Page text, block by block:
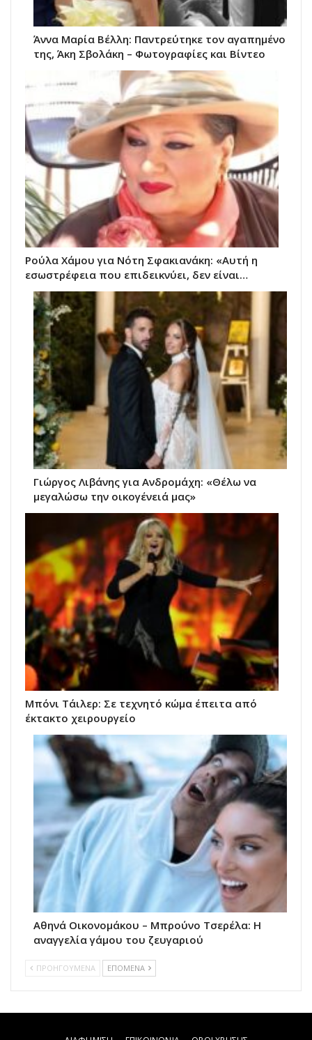
Άννα Μαρία Βέλλη: Παντρεύτηκε τον αγαπημένο
της, Άκη Σβολάκη – Φωτογραφίες και Βίντεο
Ρούλα Χάμου για Νότη Σφακιανάκη: «Αυτή η
εσωστρέφεια που επιδεικνύει, δεν είναι…
Γιώργος Λιβάνης για Ανδρομάχη: «Θέλω να
μεγαλώσω την οικογένειά μας»
Μπόνι Τάιλερ: Σε τεχνητό κώμα έπειτα από
έκτακτο χειρουργείο
Αθηνά Οικονομάκου – Μπρούνο Τσερέλα: Η
αναγγελία γάμου του ζευγαριού
ΠΡΟΗΓΟΥΜΕΝΑ ΕΠΟΜΕΝΑ